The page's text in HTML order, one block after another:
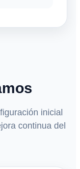
inicial
continua del